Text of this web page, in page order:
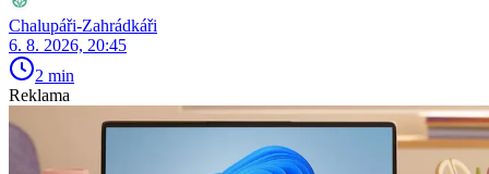
Chalupáři-Zahrádkáři
6. 8. 2026, 20:45
2 min
Reklama